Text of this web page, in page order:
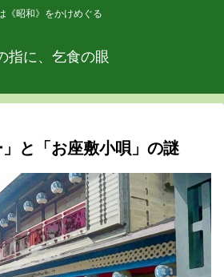
《昭和》をかけめぐる
指に、乞食の眼
」と「お座敷小唄」の謎